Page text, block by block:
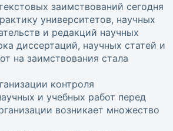
заимствований сегодня
университетов, научных
и редакций научных
диссертаций, научных статей и
на заимствования стала
контроля
и учебных работ перед
возникает множество